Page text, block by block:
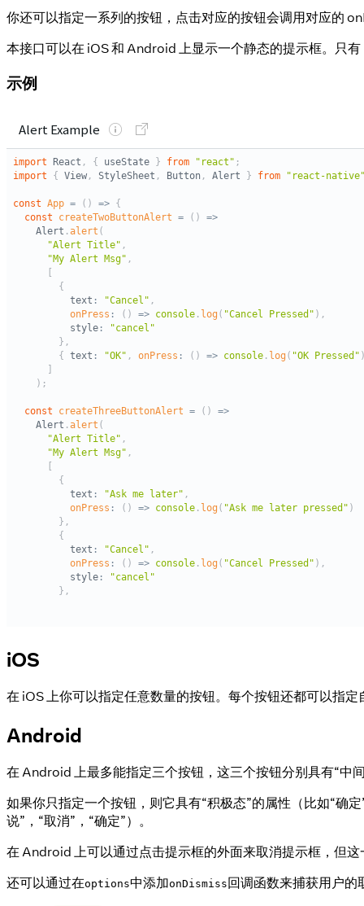
你还可以指定一系列的按钮，点击对应的按钮会调用对应的
本接口可以在 iOS 和 Android 上显示一个静态的提示框。只
示例
iOS
在 iOS 上你可以指定任意数量的按钮。每个按钮还都可以指
Android
在 Android 上最多能指定三个按钮，这三个按钮分别具有“中
如果你只指定一个按钮，则它具有“积极态”的属性（比如“确
说”，“取消”，“确定”）。
在 Android 上可以通过点击提示框的外面来取消提示框，但
还可以通过在options中添加onDismiss回调函数来捕获用户的